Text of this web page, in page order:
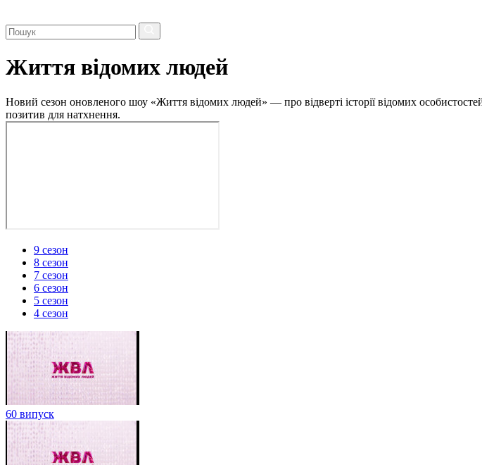
Життя відомих людей
Новий сезон оновленого шоу «Життя відомих людей» — про відверті історії відомих
позитив для натхнення.
9 сезон
8 сезон
7 сезон
6 сезон
5 сезон
4 сезон
60 випуск